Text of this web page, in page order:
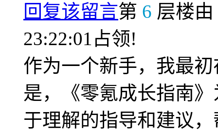
回复该留言第 6 层楼由
23:22:01占领!
作为一个新手，我最
是，《零氪成长指南
于理解的指导和建议